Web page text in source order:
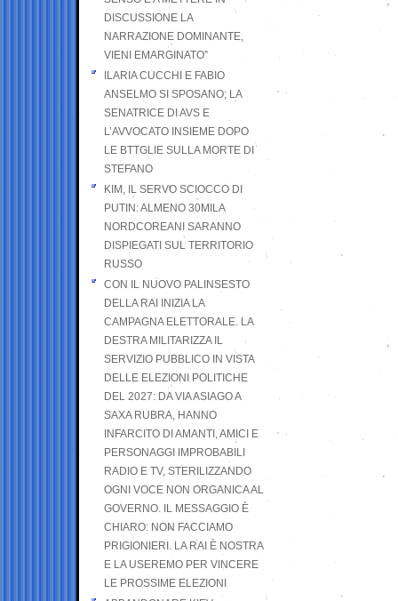
DISCUSSIONE LA
NARRAZIONE DOMINANTE,
VIENI EMARGINATO”
ILARIA CUCCHI E FABIO
ANSELMO SI SPOSANO; LA
SENATRICE DI AVS E
L’AVVOCATO INSIEME DOPO
LE BTTGLIE SULLA MORTE DI
STEFANO
KIM, IL SERVO SCIOCCO DI
PUTIN: ALMENO 30MILA
NORDCOREANI SARANNO
DISPIEGATI SUL TERRITORIO
RUSSO
CON IL NUOVO PALINSESTO
DELLA RAI INIZIA LA
CAMPAGNA ELETTORALE. LA
DESTRA MILITARIZZA IL
SERVIZIO PUBBLICO IN VISTA
DELLE ELEZIONI POLITICHE
DEL 2027: DA VIA ASIAGO A
SAXA RUBRA, HANNO
INFARCITO DI AMANTI, AMICI E
PERSONAGGI IMPROBABILI
RADIO E TV, STERILIZZANDO
OGNI VOCE NON ORGANICA AL
GOVERNO. IL MESSAGGIO È
CHIARO: NON FACCIAMO
PRIGIONIERI. LA RAI È NOSTRA
E LA USEREMO PER VINCERE
LE PROSSIME ELEZIONI